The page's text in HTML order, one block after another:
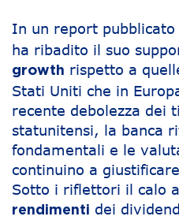
In un report
ha ribadito il suo
growth rispetto a
Stati Uniti che in
recente debolezza dei
statunitensi, la banca
fondamentali e le
continuino a
Sotto i riflettori il calo
rendimenti dei